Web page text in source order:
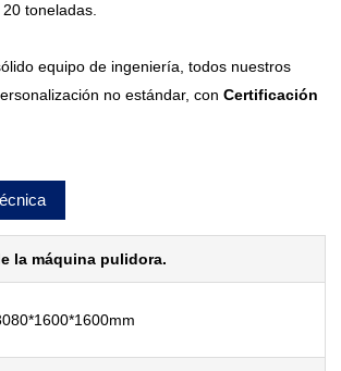
máximo: 20 toneladas.
equipo de ingeniería, todos nuestros
no estándar, conCertificación
la máquina pulidora.